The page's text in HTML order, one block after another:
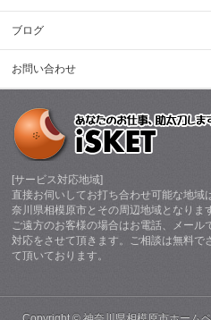
ブログ
お問い合わせ
[サービス対応地域]
直接お伺いしてお打ち合わせ可能な地域
奈川県相模原市とその周辺地域となりま
ご遠方のお客様の場合はお電話、メール
対応をさせて頂きます。ご相談は無料で
て頂いております。